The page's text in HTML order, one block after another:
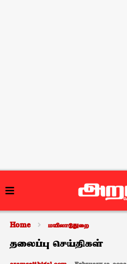
Home மயிலாடுதுறை
தலைப்பு செய்திகள்